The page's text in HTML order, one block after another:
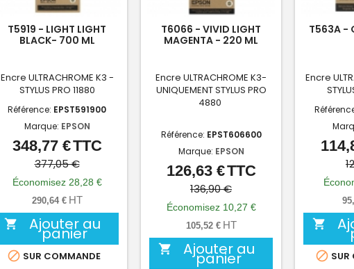
T5919 - LIGHT LIGHT
BLACK- 700 ML
Encre ULTRACHROME K3 -
STYLUS PRO 11880
Référence: EPST591900
Marque: EPSON
Prix
Prix
de
base
348,77 €TTC
377,05 €
Économisez 28,28 €
290,64 € HT
 Ajouter au
panier
 SUR COMMANDE
T6066 - VIVID LIGHT
MAGENTA - 220 ML
Encre ULTRACHROME K3-
UNIQUEMENT STYLUS PRO
4880
Référence: EPST606600
Marque: EPSON
Prix
Prix
de
base
126,63 €TTC
136,90 €
Économisez 10,27 €
105,52 € HT
 Ajouter au
panier
T563A -
Encre

 SUR